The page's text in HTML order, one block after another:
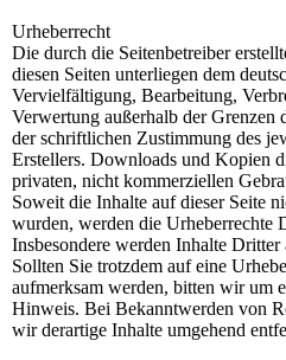
Urheberrecht
Die durch die Seitenbetreiber
diesen Seiten unterliegen dem
Vervielfältigung, Bearbeitung,
Verwertung außerhalb der Grenzen
der schriftlichen Zustimmung des
Erstellers. Downloads und Kopien
privaten, nicht kommerziellen
Soweit die Inhalte auf dieser Seite
wurden, werden die Urheberrechte
Insbesondere werden Inhalte Dritter
Sollten Sie trotzdem auf eine
aufmerksam werden, bitten wir um
Hinweis. Bei Bekanntwerden von
wir derartige Inhalte umgehend